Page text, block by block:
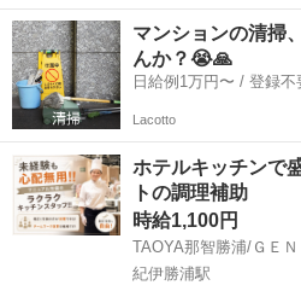
業務をお願いします。 ご家庭で料理の
す！ 【仕事詳細】 (1)調理補助・配膳・洗浄 …温め、盛付けなど簡単
な業務をお願いします。 ...
和歌山 和歌山市 キ
マンションの清掃
んか？😭🙏
日給例1万
Lacotto
ホテルキッチンで
トの調理補助
時給1,100円
紀伊勝浦駅